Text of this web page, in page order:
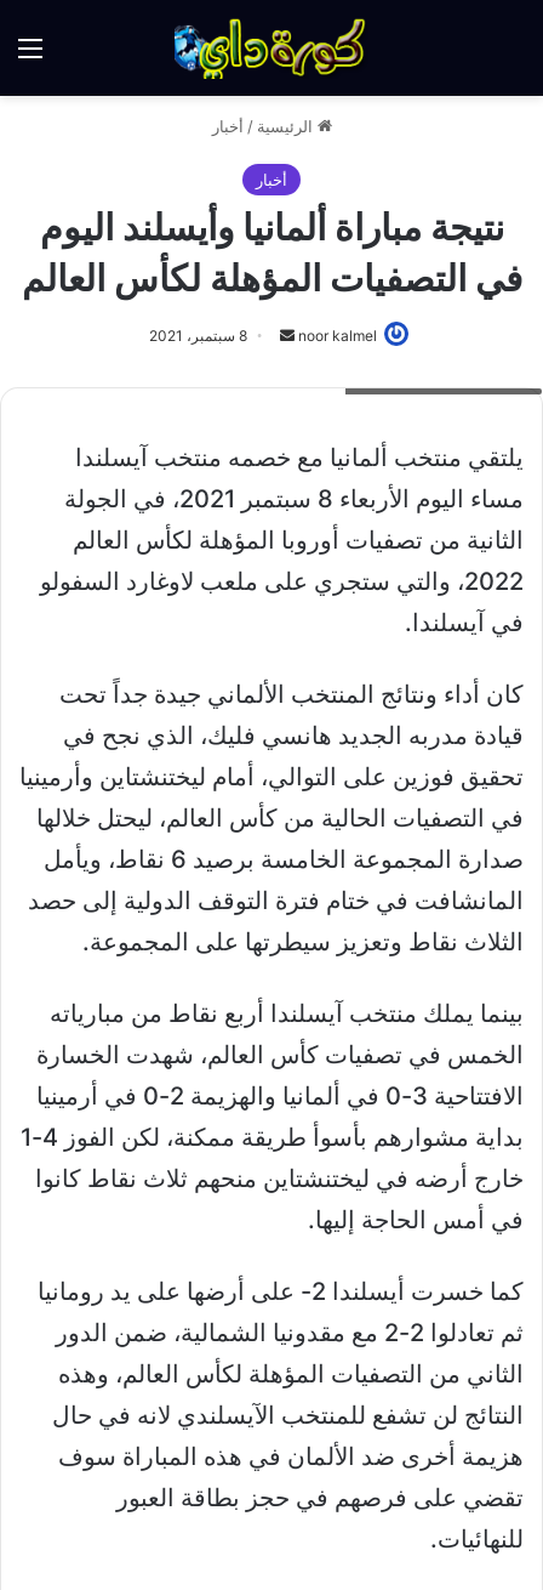
الرئيسية / أخبار
أخبار
نتيجة مباراة ألمانيا وأيسلند اليوم
في التصفيات المؤهلة لكأس العالم
noor kalmel
أرسل
إلكترونيا
8 سبتمبر، 2021
يلتقي منتخب ألمانيا مع خصمه منتخب آيسلندا
مساء اليوم الأربعاء 8 سبتمبر 2021، في الجولة
الثانية من تصفيات أوروبا المؤهلة لكأس العالم
2022، والتي ستجري على ملعب لاوغارد السفولو
في آيسلندا.
كان أداء ونتائج المنتخب الألماني جيدة جداً تحت
قيادة مدربه الجديد هانسي فليك، الذي نجح في
تحقيق فوزين على التوالي، أمام ليختنشتاين وأرمينيا
في التصفيات الحالية من كأس العالم، ليحتل خلالها
صدارة المجموعة الخامسة برصيد 6 نقاط، ويأمل
المانشافت في ختام فترة التوقف الدولية إلى حصد
الثلاث نقاط وتعزيز سيطرتها على المجموعة.
بينما يملك منتخب آيسلندا أربع نقاط من مبارياته
الخمس في تصفيات كأس العالم، شهدت الخسارة
الافتتاحية 3-0 في ألمانيا والهزيمة 2-0 في أرمينيا
بداية مشوارهم بأسوأ طريقة ممكنة، لكن الفوز 4-1
خارج أرضه في ليختنشتاين منحهم ثلاث نقاط كانوا
في أمس الحاجة إليها.
كما خسرت أيسلندا 2- على أرضها على يد رومانيا
ثم تعادلوا 2-2 مع مقدونيا الشمالية، ضمن الدور
الثاني من التصفيات المؤهلة لكأس العالم، وهذه
النتائج لن تشفع للمنتخب الآيسلندي لانه في حال
هزيمة أخرى ضد الألمان في هذه المباراة سوف
تقضي على فرصهم في حجز بطاقة العبور
للنهائيات.